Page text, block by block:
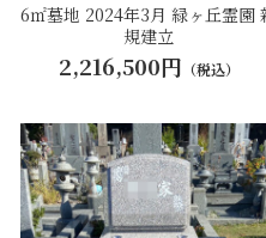
6㎡墓地 2024年3月 緑ヶ丘霊園
規建立
2,216,500円 （税込）